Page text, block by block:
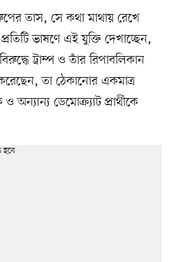
তাস, সে কথা মাথায় রেখে
ভাষণে এই যুক্তি দেখাচ্ছেন,
ট্রাম্প ও তাঁর রিপাবলিকান
তা ঠেকানোর একমাত্র
অন্যান্য ডেমোক্র্যাট প্রার্থীকে